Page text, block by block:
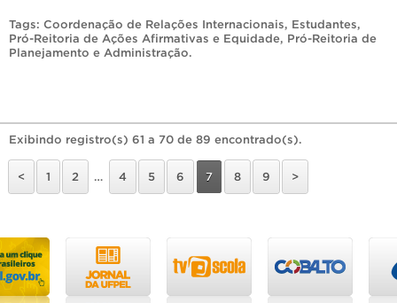
Tags: Coordenação de Relações Internacionais, Estudantes,
Pró-Reitoria de Ações Afirmativas e Equidade, Pró-Reitoria de
Planejamento e Administração.
Exibindo registro(s) 61 a 70 de 89 encontrado(s).
< 1 2 … 4 5 6 7 8 9 >